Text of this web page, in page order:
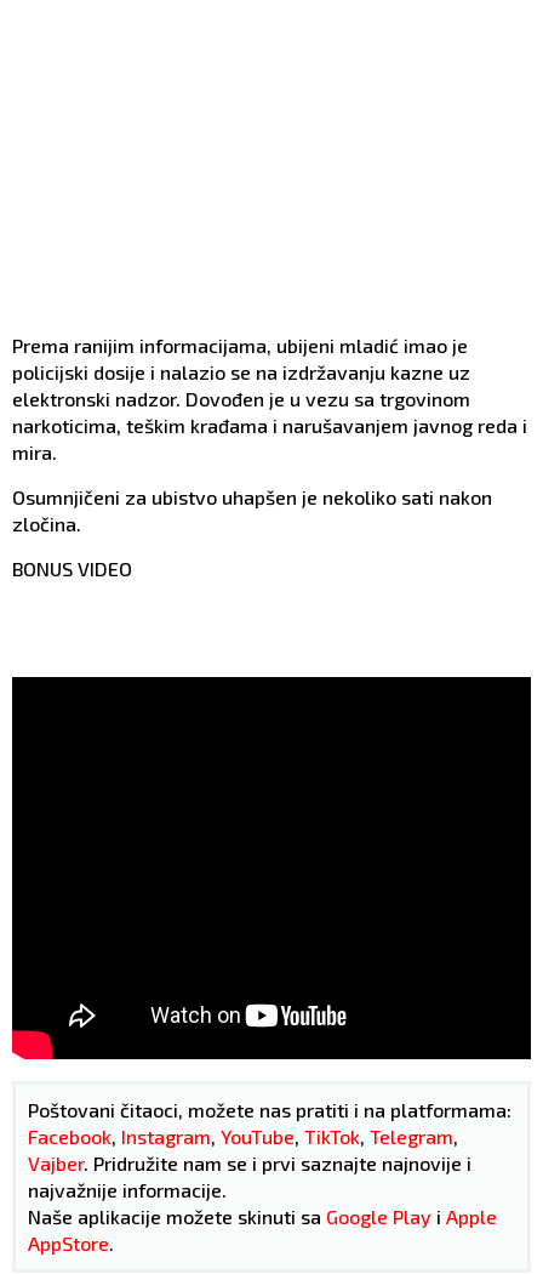
Prema ranijim informacijama, ubijeni mladić imao je
policijski dosije i nalazio se na izdržavanju kazne uz
elektronski nadzor. Dovođen je u vezu sa trgovinom
narkoticima, teškim krađama i narušavanjem javnog reda i
mira.
Osumnjičeni za ubistvo uhapšen je nekoliko sati nakon
zločina.
BONUS VIDEO
Poštovani čitaoci, možete nas pratiti i na platformama:
Facebook, Instagram, YouTube, TikTok, Telegram,
Vajber. Pridružite nam se i prvi saznajte najnovije i
najvažnije informacije.
Naše aplikacije možete skinuti sa Google Play i Apple
AppStore.